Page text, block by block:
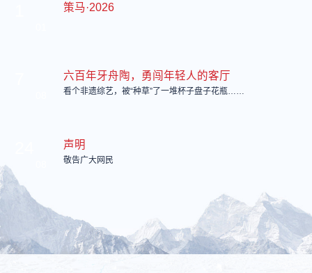
策马·2026
六百年牙舟陶，勇闯年轻人的客厅
看个非遗综艺，被“种草”了一堆杯子盘子花瓶……
声明
敬告广大网民